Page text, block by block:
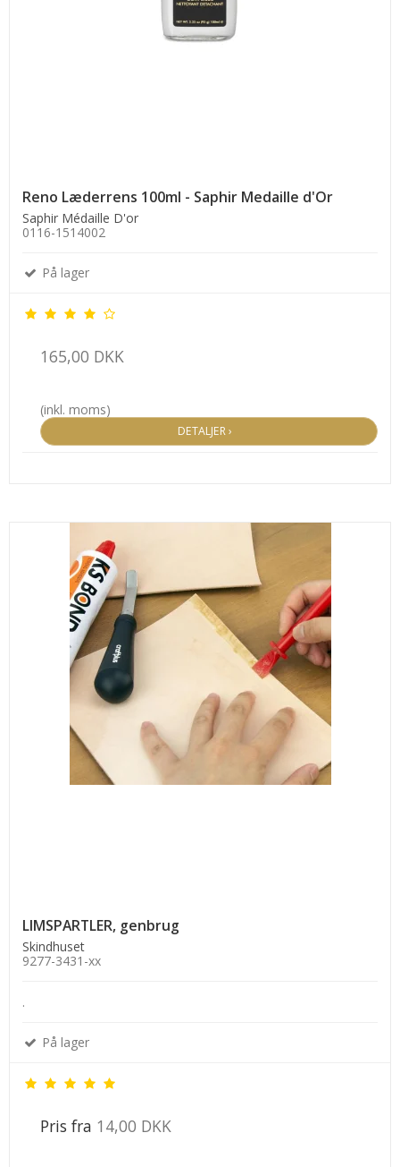
Reno Læderrens 100ml - Saphir Medaille d'Or
Saphir Médaille D'or
0116-1514002
På lager
165,00 DKK
(inkl. moms)
DETALJER ›
LIMSPARTLER, genbrug
Skindhuset
9277-3431-xx
.
På lager
Pris fra 14,00 DKK